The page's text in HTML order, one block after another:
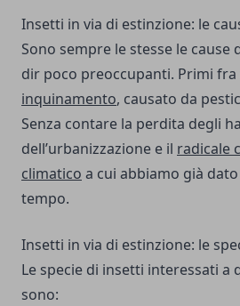
Insetti in via di estinzione: le
Sono sempre le stesse le cause
dir poco preoccupanti. Primi
inquinamento, causato da
Senza contare la perdita degli
dell’urbanizzazione e il radicale
climatico a cui abbiamo già
tempo.
Insetti in via di estinzione: le
Le specie di insetti interessati a
sono: